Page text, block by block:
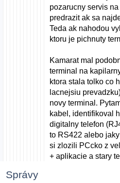
pozarucny servis
predrazit ak sa
Teda ak nahodou
ktoru je pichnuty
Kamarat mal
terminal na
ktora stala tolko co
lacnejsiu
novy terminal.
kabel, identifikoval
digitalny telefon
to RS422 alebo
si zlozili PCcko z
+ aplikacie a stary
Správy